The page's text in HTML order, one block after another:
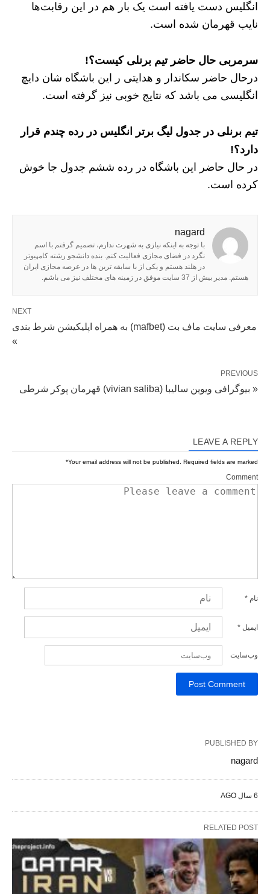
انگلیس دست یافته است یک بار هم در این رقابت‌ها
نایب قهرمان شده است.
سرمربی حال حاضر تیم برنلی کیست؟!
درحال حاضر سکاندار و هدایتی ر این باشگاه شان دایچ
انگلیسی می باشد که نتایج خوبی نیز گرفته است.
تیم برنلی در جدول لیگ برتر انگلیس در رده چندم قرار
دارد؟!
در حال حاضر این باشگاه در رده ششم جدول جا خوش
کرده است.
nagard
با توجه به اینکه نیازی به شهرت ندارم، تصمیم گرفتم با اسم
نگرد در فضای مجازی فعالیت کنم. بنده دانشجو رشته کامپیوتر
در هلند هستم و یکی از با سابقه ترین ها در عرصه مجازی ایران
هستم. مدیر بیش از 37 سایت موفق در زمینه های مختلف نیز می باشم.
NEXT
معرفی سایت ماف بت (mafbet) به همراه اپلیکیشن شرط بندی
»
PREVIOUS
« بیوگرافی ویوین سالیبا (vivian saliba) قهرمان پوکر شرطی
LEAVE A REPLY
Your email address will not be published. Required fields are marked
*
Comment
نام *
ایمیل *
وب‌سایت
PUBLISHED BY
nagard
6 سال AGO
RELATED POST